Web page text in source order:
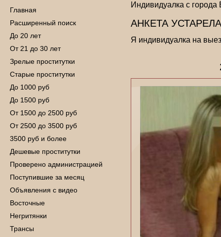
Главная
Расширенный поиск
До 20 лет
От 21 до 30 лет
Зрелые проститутки
Старые проститутки
До 1000 руб
До 1500 руб
От 1500 до 2500 руб
От 2500 до 3500 руб
3500 руб и более
Дешевые проститутки
Проверено администрацией
Поступившие за месяц
Объявления с видео
Восточные
Негритянки
Трансы
Индивидуалка с города
АНКЕТА
Я индивидуалка на